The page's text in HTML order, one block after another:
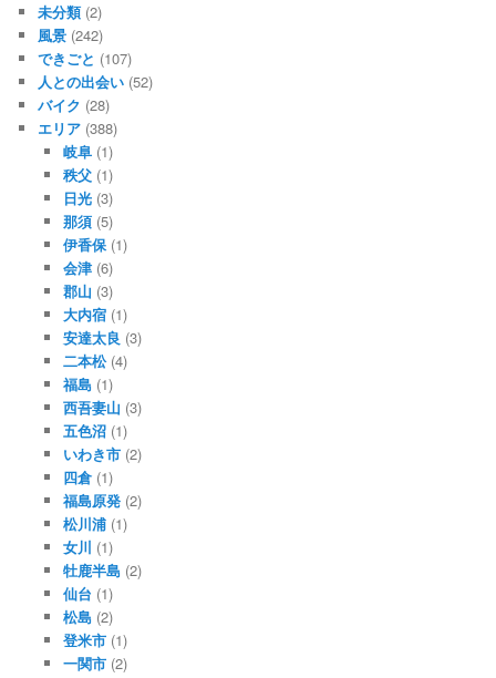
未分類(2)
風景 (242)
できごと (107)
人との出会い (52)
バイク (28)
エリア (388)
岐阜(1)
秩父(1)
日光(3)
那須(5)
伊香保(1)
会津(6)
郡山 (3)
大内宿(1)
安達太良 (3)
二本松(4)
福島(1)
西吾妻山 (3)
五色沼(1)
いわき市(2)
四倉(1)
福島原発(2)
松川浦(1)
女川 (1)
牡鹿半島(2)
仙台 (1)
松島(2)
登米市(1)
一関市(2)